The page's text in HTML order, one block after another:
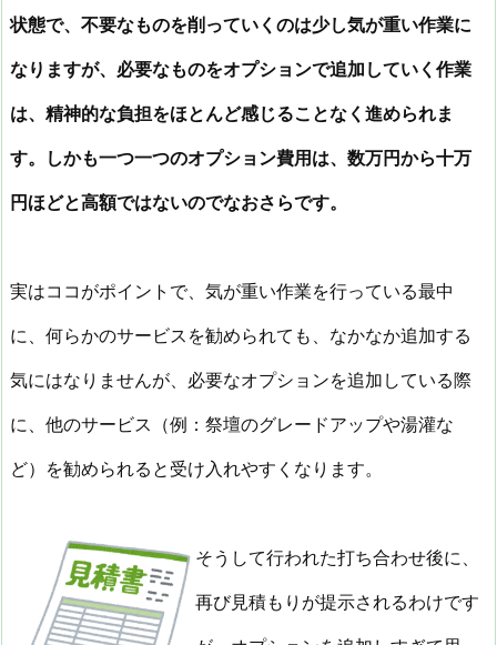
状態で、不要なものを削っていくのは少し気が重い作業に
なりますが、必要なものをオプションで追加していく作業
は、精神的な負担をほとんど感じることなく進められま
す。しかも一つ一つのオプション費用は、数万円から十万
円ほどと高額ではないのでなおさらです。
実はココがポイントで、気が重い作業を行っている最中
に、何らかのサービスを勧められても、なかなか追加する
気にはなりませんが、必要なオプションを追加している際
に、他のサービス（例：祭壇のグレードアップや湯灌な
ど）を勧められると受け入れやすくなります。
そうして行われた打ち合わせ後に、
再び見積もりが提示されるわけです